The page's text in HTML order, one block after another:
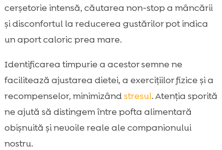
cerșetorie intensă, căutarea non-stop a mâncării
și disconfortul la reducerea gustărilor pot indica
un aport caloric prea mare.
Identificarea timpurie a acestor semne ne
facilitează ajustarea dietei, a exercițiilor fizice și a
recompenselor, minimizândstresul. Atenția sporită
ne ajută să distingem între pofta alimentară
obișnuită și nevoile reale ale companionului
nostru.